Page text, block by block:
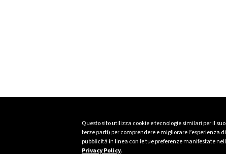
Questo sito utilizza cookie e tecnologie similari per il
terze parti) per comprendere e migliorare l’esperienza
pubblicità in linea con le tue preferenze manifestate
Privacy Policy.